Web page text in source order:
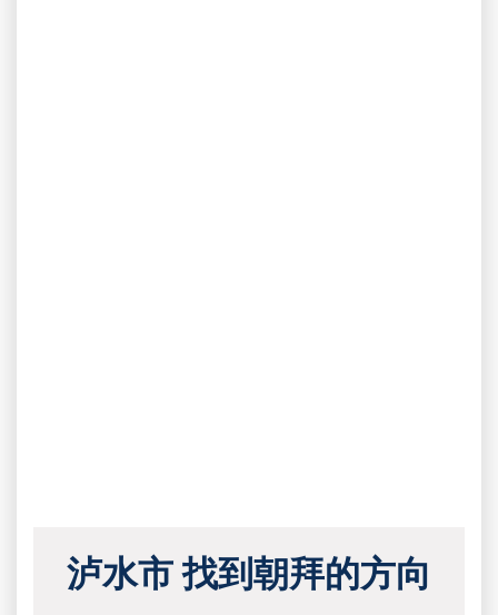
泸水市 找到朝拜的方向